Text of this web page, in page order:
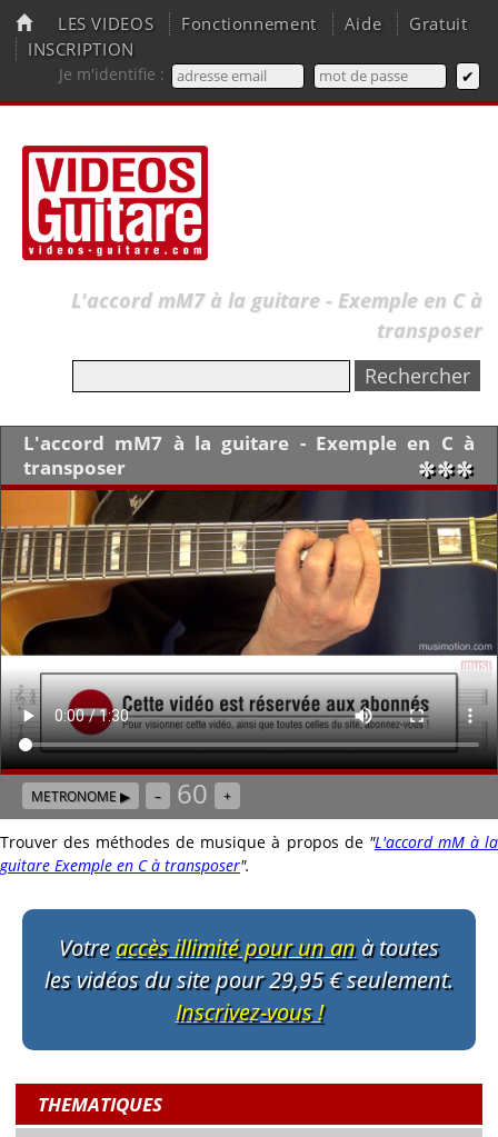
LES VIDEOS Fonctionnement Aide
Gratuit
INSCRIPTION
Je m'identifie :
L'accord mM7 à la guitare - Exemple en C à
transposer
L'accord mM7 à la guitare - Exemple en C à
transposer
✼✼✼
METRONOME ▶ – 60 +
Trouver des méthodes de musique à propos de "L'accord mM à la
guitare Exemple en C à transposer".
Votreaccès illimité pour un anà toutes
les vidéos du site pour 29,95 € seulement.
Inscrivez-vous !
THEMATIQUES